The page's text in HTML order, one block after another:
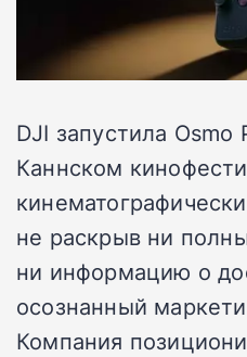
DJI запустила Osmo
Каннском
не раскрыв ни
ни информацию о
осознанный
Компания